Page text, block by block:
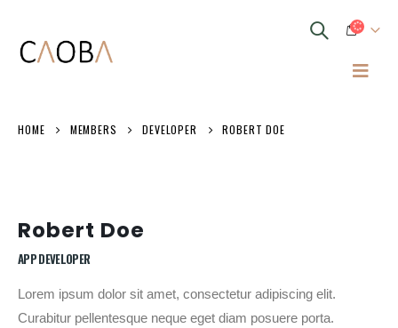
HOME MEMBERS DEVELOPER ROBERT DOE
Robert Doe
APP DEVELOPER
Lorem ipsum dolor sit amet, consectetur adipiscing elit.
Curabitur pellentesque neque eget diam posuere porta.